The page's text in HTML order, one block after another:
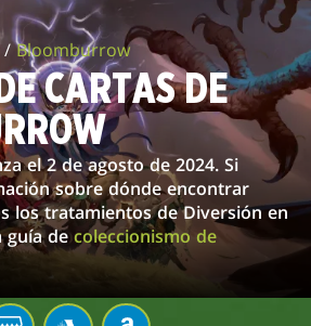
/Bloomburrow
CARTAS DE
el 2 de agosto de 2024. Si
sobre dónde encontrar
los tratamientos de Diversión en
guía decoleccionismo de